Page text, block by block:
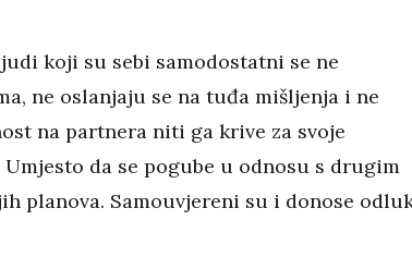
koji su sebi samodostatni se ne
ne oslanjaju se na tuđa mišljenja i ne
na partnera niti ga krive za svoje
da se pogube u odnosu s drugim
planova. Samouvjereni su i donose